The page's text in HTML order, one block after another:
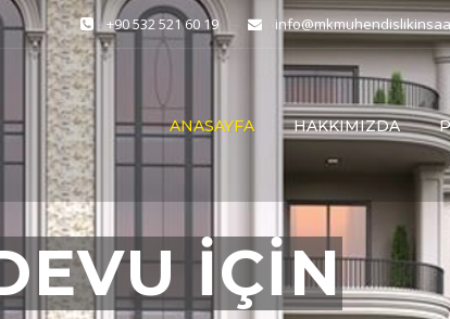
+90 532 521 60 19
ANASAYFA HAKKIMIZDA
BİR YAŞAM